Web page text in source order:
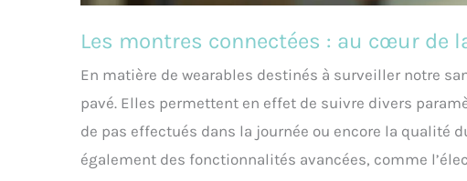
Les montres connectées : au cœur de
En matière de wearables destinés à surveiller notre
pavé. Elles permettent en effet de suivre divers
de pas effectués dans la journée ou encore la qualité
également des fonctionnalités avancées, comme